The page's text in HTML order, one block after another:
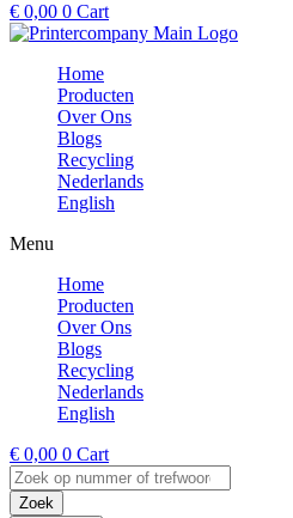
€ 0,00 0 Cart
Home
Producten
Over Ons
Blogs
Recycling
Nederlands
English
Menu
Home
Producten
Over Ons
Blogs
Recycling
Nederlands
English
€ 0,00 0 Cart
Search
...Zoek